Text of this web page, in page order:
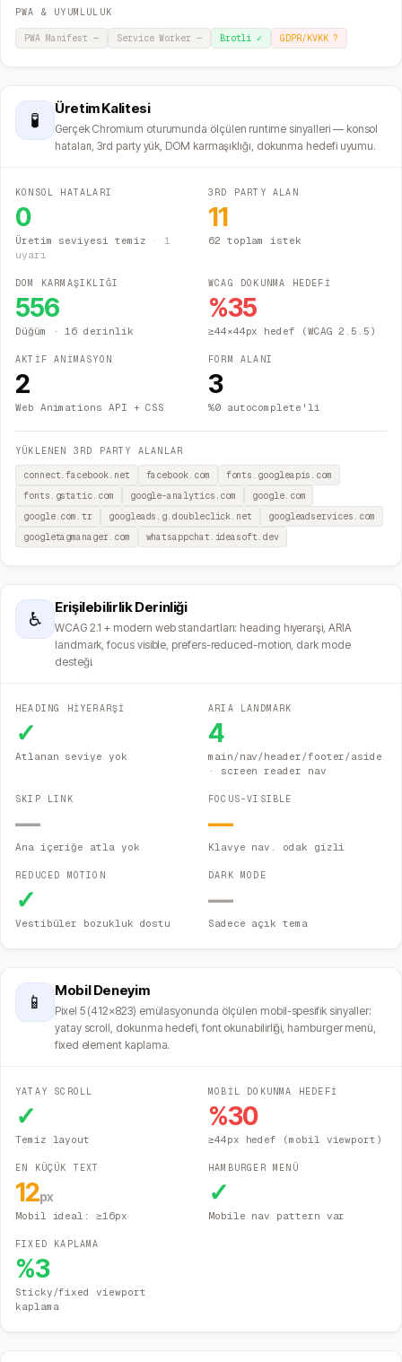
PWA & UYUMLULUK
PWA Manifest— Service Worker — Brotli✓ GDPR/KVKK?
🧪
Üretim Kalitesi
Gerçek Chromium oturumunda ölçülen runtime sinyalleri — konsol
hataları, 3rd party yük, DOM karmaşıklığı, dokunma hedefi uyumu.
KONSOL HATALARI
0
Üretim seviyesi temiz ·1
uyarı
3RD PARTY ALAN
11
62 toplam istek
DOM KARMAŞIKLIĞI
556
Düğüm · 16 derinlik
WCAG DOKUNMA HEDEFİ
%35
≥44×44px hedef (WCAG 2.5.5)
AKTİF ANİMASYON
2
Web Animations API + CSS
FORM ALANI
3
%0 autocomplete'li
YÜKLENEN 3RD PARTY ALANLAR
connect.facebook.net facebook.com
fonts.googleapis.com
fonts.gstatic.com
google-analytics.com
google.com
google.com.tr
googleads.g.doubleclick.net
googleadservices.com
googletagmanager.com
whatsappchat.ideasoft.dev
♿
Erişilebilirlik Derinliği
WCAG 2.1 + modern web standartları: heading hiyerarşi, ARIA
landmark, focus visible, prefers-reduced-motion, dark mode
desteği.
HEADING HİYERARŞİ
✓
Atlanan seviye yok
ARIA LANDMARK
4
main/nav/header/footer/aside
· screen reader nav
SKIP LINK
—
Ana içeriğe atla yok
FOCUS-VISIBLE
—
Klavye nav. odak gizli
REDUCED MOTION
✓
Vestibüler bozukluk dostu
DARK MODE
—
Sadece açık tema
📱
Mobil Deneyim
Pixel 5 (412×823) emülasyonunda ölçülen mobil-spesifik sinyaller:
yatay scroll, dokunma hedefi, font okunabilirliği, hamburger menü,
fixed element kaplama.
YATAY SCROLL
✓
Temiz layout
MOBİL DOKUNMA HEDEFİ
%30
≥44px hedef (mobil viewport)
EN KÜÇÜK TEXT
12px
Mobil ideal: ≥16px
HAMBURGER MENÜ
✓
Mobile nav pattern var
FIXED KAPLAMA
%3
Sticky/fixed viewport
kaplama